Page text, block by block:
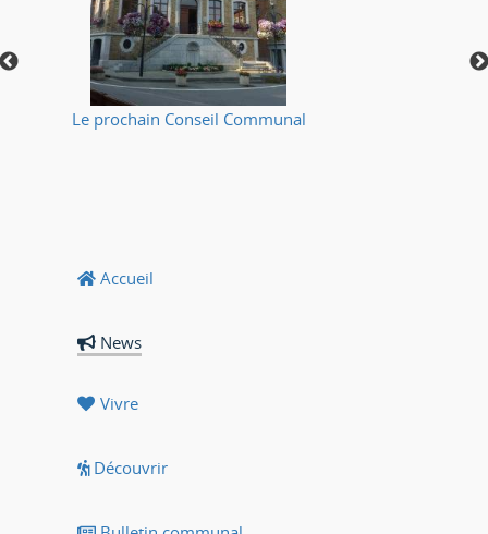
Le prochain Conseil Communal
Accueil
News
Vivre
Découvrir